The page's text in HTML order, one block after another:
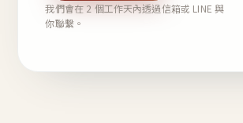
我們會在 2 個工作天內透過信箱或 LINE 與
你聯繫。